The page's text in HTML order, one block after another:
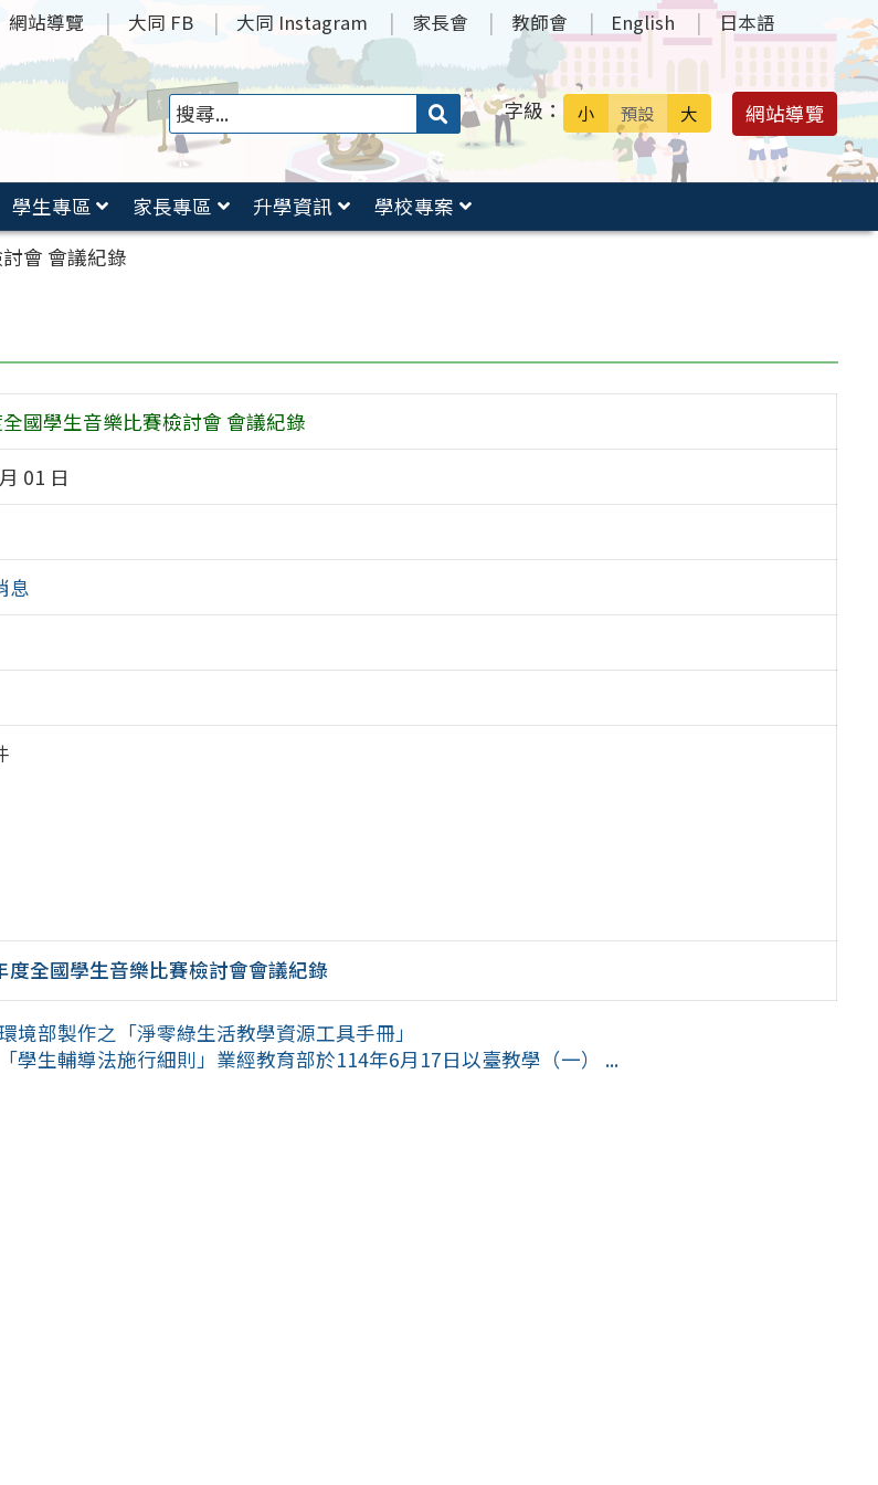
網站導覽 大同 FB 大同 Instagram 家長會 教師會 English 日本語
搜
送出 字級： 小 預設 大 網站導覽
學生專區 家長專區 升學資訊
學校專案
會 會議紀錄
國學生音樂比賽檢討會 會議紀錄
01 日
息
度全國學生音樂比賽檢討會會議紀錄
環境部製作之「淨零綠生活教學資源工具手冊」
「學生輔導法施行細則」業經教育部於114年6月17日以臺教學（一） ...